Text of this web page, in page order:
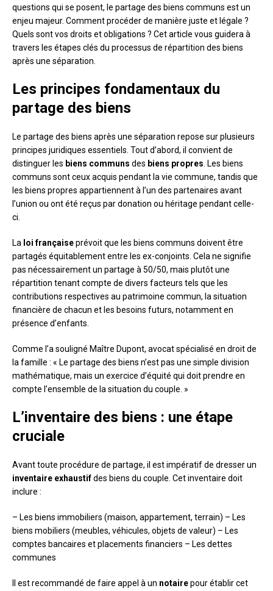
questions qui se posent, le partage des biens communs est un
enjeu majeur. Comment procéder de manière juste et légale ?
Quels sont vos droits et obligations ? Cet article vous guidera à
travers les étapes clés du processus de répartition des biens
après une séparation.
Les principes fondamentaux du
partage des biens
Le partage des biens après une séparation repose sur plusieurs
principes juridiques essentiels. Tout d’abord, il convient de
distinguer les biens communs des biens propres. Les biens
communs sont ceux acquis pendant la vie commune, tandis que
les biens propres appartiennent à l’un des partenaires avant
l’union ou ont été reçus par donation ou héritage pendant celle-
ci.
La loi françaiseprévoit que les biens communs doivent être
partagés équitablement entre les ex-conjoints. Cela ne signifie
pas nécessairement un partage à 50/50, mais plutôt une
répartition tenant compte de divers facteurs tels que les
contributions respectives au patrimoine commun, la situation
financière de chacun et les besoins futurs, notamment en
présence d’enfants.
Comme l’a souligné Maître Dupont, avocat spécialisé en droit de
la famille : « Le partage des biens n’est pas une simple division
mathématique, mais un exercice d’équité qui doit prendre en
compte l’ensemble de la situation du couple. »
L’inventaire des biens : une étape
cruciale
Avant toute procédure de partage, il est impératif de dresser un
inventaire exhaustifdes biens du couple. Cet inventaire doit
inclure :
– Les biens immobiliers (maison, appartement, terrain) – Les
biens mobiliers (meubles, véhicules, objets de valeur) – Les
comptes bancaires et placements financiers – Les dettes
communes
Il est recommandé de faire appel à un notairepour établir cet